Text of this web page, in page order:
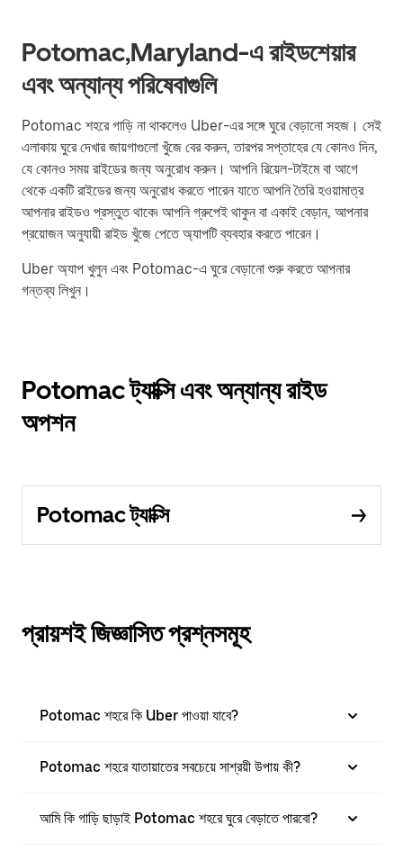
Potomac,Maryland-এ রাইডশেয়ার
এবং অন্যান্য পরিষেবাগুলি
Potomac শহরে গাড়ি না থাকলেও Uber-এর সঙ্গে ঘুরে বেড়ানো সহজ। সেই
এলাকায় ঘুরে দেখার জায়গাগুলো খুঁজে বের করুন, তারপর সপ্তাহের যে কোনও দিন,
যে কোনও সময় রাইডের জন্য অনুরোধ করুন। আপনি রিয়েল-টাইমে বা আগে
থেকে একটি রাইডের জন্য অনুরোধ করতে পারেন যাতে আপনি তৈরি হওয়ামাত্র
আপনার রাইডও প্রস্তুত থাকে৷ আপনি গ্রুপেই থাকুন বা একাই বেড়ান, আপনার
প্রয়োজন অনুযায়ী রাইড খুঁজে পেতে অ্যাপটি ব্যবহার করতে পারেন।
Uber অ্যাপ খুলুন এবং Potomac-এ ঘুরে বেড়ানো শুরু করতে আপনার
গন্তব্য লিখুন।
Potomac ট্যাক্সি এবং অন্যান্য রাইড
অপশন
Potomac ট্যাক্সি
প্রায়শই জিজ্ঞাসিত প্রশ্নসমূহ
Potomac শহরে কি Uber পাওয়া যাবে?
Potomac শহরে যাতায়াতের সবচেয়ে সাশ্রয়ী উপায় কী?
আমি কি গাড়ি ছাড়াই Potomac শহরে ঘুরে বেড়াতে পারবো?